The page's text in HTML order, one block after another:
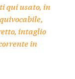
qui usato, in
intaglio
in